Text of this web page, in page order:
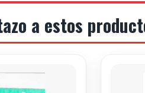
a estos